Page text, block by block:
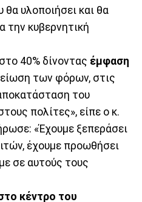
θα υλοποιήσει και θα
την κυβερνητική
40% δίνοντας έμφαση
των φόρων, στις
του
πολίτες», είπε ο κ.
«Έχουμε ξεπεράσει
έχουμε προωθήσει
σε αυτούς τους
κέντρο του